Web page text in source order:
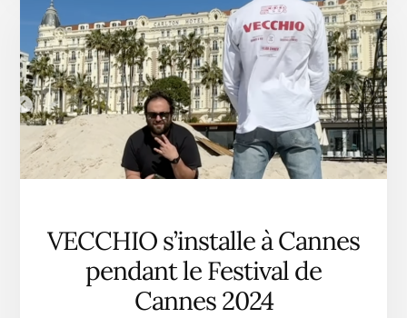
ATTENDUES
AU
FESTIVAL
DE
CANNES
2024
VECCHIO s’installe à Cannes
pendant le Festival de
Cannes 2024